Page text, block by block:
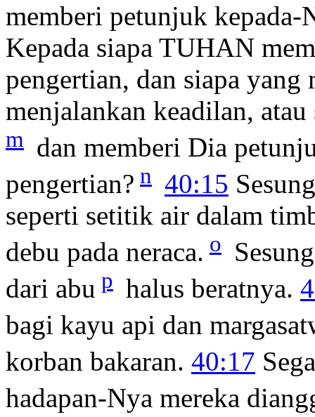
memberi petunjuk kepada-
Kepada siapa TUHAN
pengertian, dan siapa
menjalankan keadilan,
m dan memberi Dia
pengertian? n 40:15
seperti setitik air dalam
debu pada neraca. o
dari abu p halus beratnya.
bagi kayu api dan
korban bakaran. 40:17
hadapan-Nya mereka